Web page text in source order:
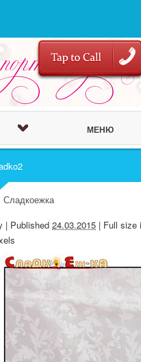
МЕНЮ
Сладкоежка
| Published 24.03.2015 | Full size